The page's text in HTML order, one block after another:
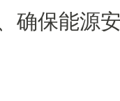
确保能源